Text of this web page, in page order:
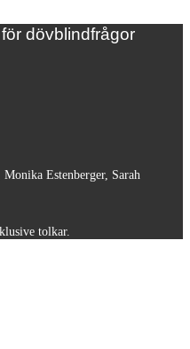
dövblindfrågor
Estenberger, Sarah
tolkar.